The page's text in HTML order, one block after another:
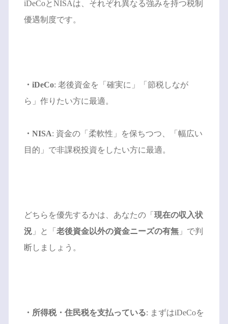
iDeCoとNISAは、それぞれ異なる強みを持つ税制
優遇制度です。
・iDeCo: 老後資金を「確実に」「節税しなが
ら」作りたい方に最適。
・NISA: 資金の「柔軟性」を保ちつつ、「幅広い
目的」で非課税投資をしたい方に最適。
どちらを優先するかは、あなたの「 現在の収入状
況」と「 老後資金以外の資金ニーズの有無」で判
断しましょう。
・所得税・住民税を支払っている: まずはiDeCoを